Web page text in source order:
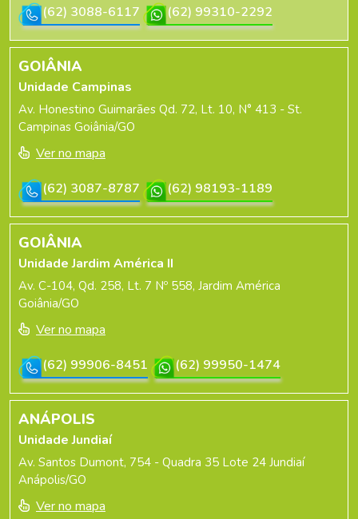
(62) 3088-6117
(62) 99310-2292
GOIÂNIA
Unidade Campinas
Av. Honestino Guimarães Qd. 72, Lt. 10, N° 413 - St.
Campinas Goiânia/GO
Ver no mapa
(62) 3087-8787
(62) 98193-1189
GOIÂNIA
Unidade Jardim América II
Av. C-104, Qd. 258, Lt. 7 Nº 558, Jardim América
Goiânia/GO
Ver no mapa
(62) 99906-8451
(62) 99950-1474
ANÁPOLIS
Unidade Jundiaí
Av. Santos Dumont, 754 - Quadra 35 Lote 24 Jundiaí
Anápolis/GO
Ver no mapa